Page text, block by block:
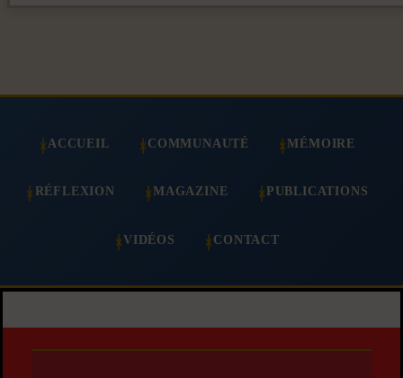
ACCUEIL COMMUNAUTÉ MÉMOIRE
RÉFLEXION MAGAZINE PUBLICATIONS
VIDÉOS CONTACT